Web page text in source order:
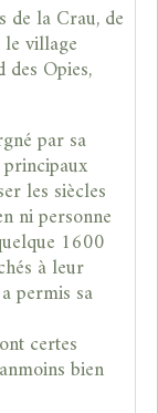
de la Crau, de
village
des Opies,
par sa
les siècles
ni personne
1600
à leur
permis sa
certes
bien